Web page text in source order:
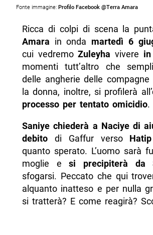
Fonte immagine: Profilo Facebook @Terra Amara
Ricca di colpi di scena la
Amara in onda martedì 6
cui vedremoZuleyha vivere
momenti tutt’altro che
delle angherie delle
la donna, inoltre, si profilerà
processo per tentato omicidio.
Saniye chiederà a Naciye di
debitodi Gaffur verso Hatip
quanto sperato. L’uomo sarà
moglie esi precipiterà da
sfogarsi. Peccato che qui
alquanto inatteso e per nulla
si tratterà? E come reagirà?